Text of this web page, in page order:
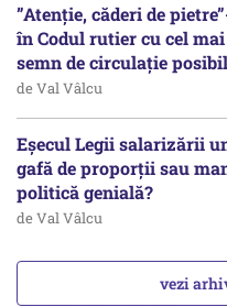
”Atenție, căderi de
în Codul rutier cu cel
semn de circulație posibil
de Val Vâlcu
Eșecul Legii salarizării
gafă de proporții sau
politică genială?
de Val Vâlcu
vezi